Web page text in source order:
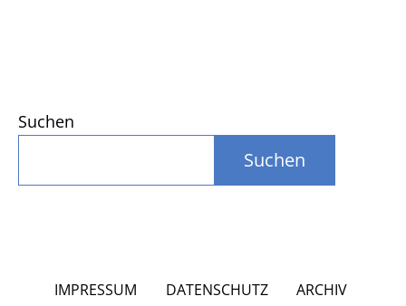
Suchen
Suchen
IMPRESSUM DATENSCHUTZ ARCHIV